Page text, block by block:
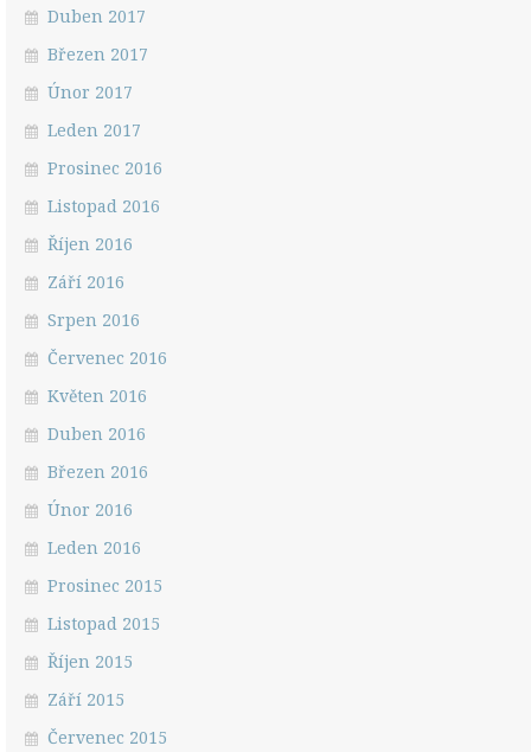
Duben 2017
Březen 2017
Únor 2017
Leden 2017
Prosinec 2016
Listopad 2016
Říjen 2016
Září 2016
Srpen 2016
Červenec 2016
Květen 2016
Duben 2016
Březen 2016
Únor 2016
Leden 2016
Prosinec 2015
Listopad 2015
Říjen 2015
Září 2015
Červenec 2015